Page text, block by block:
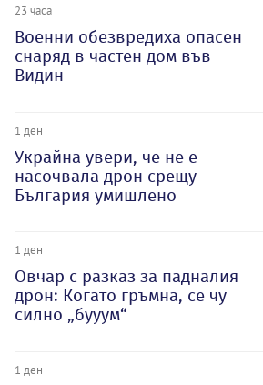
23 часа
Военни обезвредиха опасен
снаряд в частен дом във
Видин
1 ден
Украйна увери, че не е
насочвала дрон срещу
България умишлено
1 ден
Овчар с разказ за падналия
дрон: Когато гръмна, се чу
силно „бууум“
1 ден